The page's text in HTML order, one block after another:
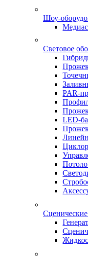
Шоу-
Световое
PAR-
LED-